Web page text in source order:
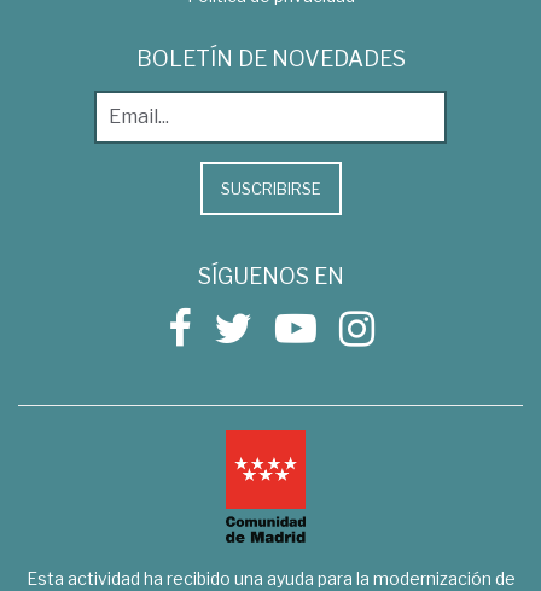
BOLETÍN DE NOVEDADES
SUSCRIBIRSE
SÍGUENOS EN
Esta actividad ha recibido una ayuda para la modernización de